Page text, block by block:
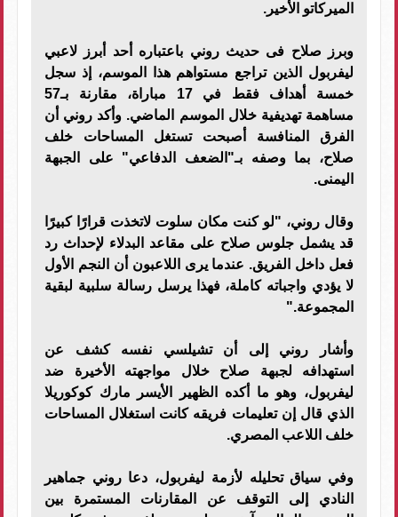
الميركاتو الأخير.
وبرز صلاح فى حديث روني باعتباره أحد أبرز لاعبي
ليفربول الذين تراجع مستواهم هذا الموسم، إذ سجل
خمسة أهداف فقط في 17 مباراة، مقارنة بـ57
مساهمة تهديفية خلال الموسم الماضي. وأكد روني أن
الفرق المنافسة أصبحت تستغل المساحات خلف
صلاح، بما وصفه بـ"الضعف الدفاعي" على الجبهة
اليمنى.
وقال روني، "لو كنت مكان سلوت لاتخذت قرارًا كبيرًا
قد يشمل جلوس صلاح على مقاعد البدلاء لإحداث رد
فعل داخل الفريق. عندما يرى اللاعبون أن النجم الأول
لا يؤدي واجباته كاملة، فهذا يرسل رسالة سلبية لبقية
المجموعة."
وأشار روني إلى أن تشيلسي نفسه كشف عن
استهدافه لجبهة صلاح خلال مواجهته الأخيرة ضد
ليفربول، وهو ما أكده الظهير الأيسر مارك كوكوريلا
الذي قال إن تعليمات فريقه كانت استغلال المساحات
خلف اللاعب المصري.
وفي سياق تحليله لأزمة ليفربول، دعا روني جماهير
النادي إلى التوقف عن المقارنات المستمرة بين